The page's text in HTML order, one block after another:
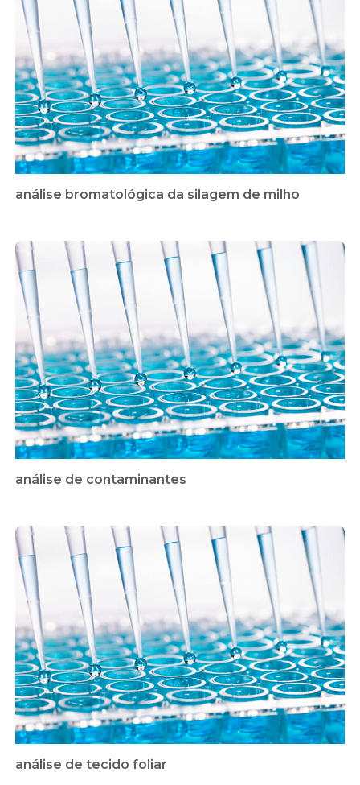
análise bromatológica da silagem de milho
análise de contaminantes
análise de tecido foliar